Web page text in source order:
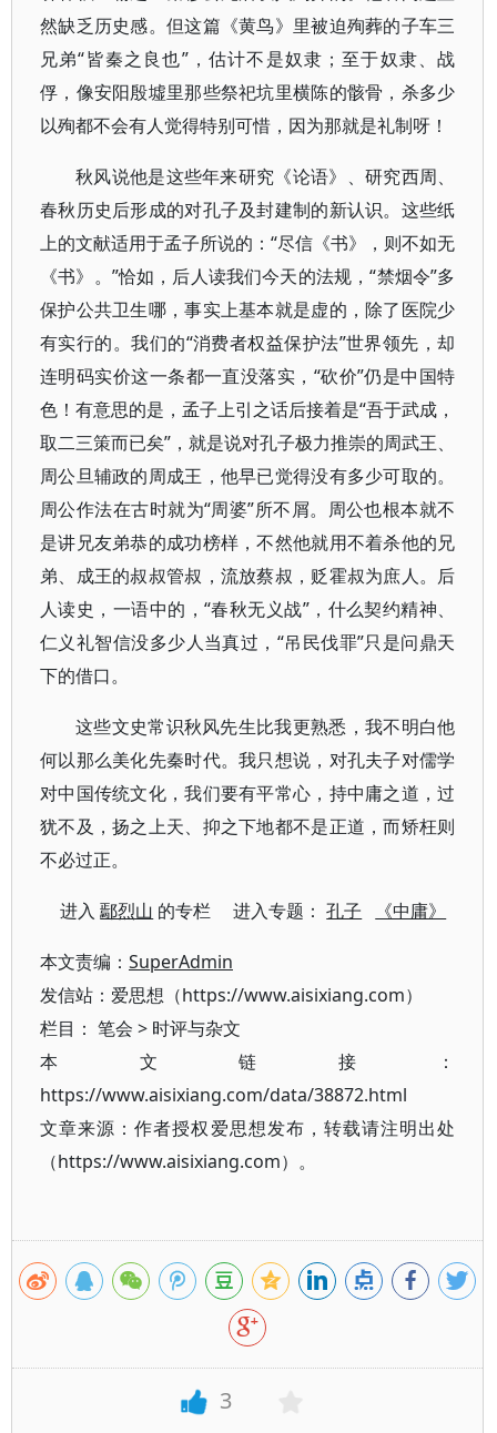
然缺乏历史感。但这篇《黄鸟》里被迫殉葬的子车三
兄弟“皆秦之良也”，估计不是奴隶；至于奴隶、战
俘，像安阳殷墟里那些祭祀坑里横陈的骸骨，杀多少
以殉都不会有人觉得特别可惜，因为那就是礼制呀！
秋风说他是这些年来研究《论语》、研究西周、
春秋历史后形成的对孔子及封建制的新认识。这些纸
上的文献适用于孟子所说的：“尽信《书》，则不如无
《书》。”恰如，后人读我们今天的法规，“禁烟令”多
保护公共卫生哪，事实上基本就是虚的，除了医院少
有实行的。我们的“消费者权益保护法”世界领先，却
连明码实价这一条都一直没落实，“砍价”仍是中国特
色！有意思的是，孟子上引之话后接着是“吾于武成，
取二三策而已矣”，就是说对孔子极力推崇的周武王、
周公旦辅政的周成王，他早已觉得没有多少可取的。
周公作法在古时就为“周婆”所不屑。周公也根本就不
是讲兄友弟恭的成功榜样，不然他就用不着杀他的兄
弟、成王的叔叔管叔，流放蔡叔，贬霍叔为庶人。后
人读史，一语中的，“春秋无义战”，什么契约精神、
仁义礼智信没多少人当真过，“吊民伐罪”只是问鼎天
下的借口。
这些文史常识秋风先生比我更熟悉，我不明白他
何以那么美化先秦时代。我只想说，对孔夫子对儒学
对中国传统文化，我们要有平常心，持中庸之道，过
犹不及，扬之上天、抑之下地都不是正道，而矫枉则
不必过正。
进入鄢烈山 的专栏 进入专题：孔子 《中庸》
本文责编： SuperAdmin
发信站：爱思想（https://www.aisixiang.com）
栏目： 笔会 > 时评与杂文
本文链接：
https://www.aisixiang.com/data/38872.html
文章来源：作者授权爱思想发布，转载请注明出处
（https://www.aisixiang.com）。
3